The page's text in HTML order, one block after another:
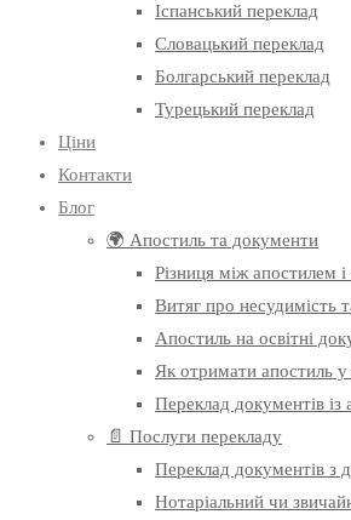
Іспанський переклад
Словацький переклад
Болгарський переклад
Турецький переклад
Ціни
Контакти
Блог
🌍 Апостиль та документи
Різниця між апостилем
Витяг про несудимість
Апостиль на освітні
Як отримати апостиль у
Переклад документів із
📄 Послуги перекладу
Переклад документів з
Нотаріальний чи